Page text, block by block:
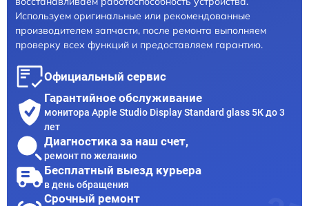
Используем оригинальные или рекомендованные
производителем запчасти, после ремонта выполняем
проверку всех функций и предоставляем гарантию.
Официальный сервис
Гарантийное обслуживание
монитора Apple Studio Display Standard glass 5К до 3
лет
Диагностика за наш счет,
ремонт по желанию
Бесплатный выезд курьера
в день обращения
Срочный ремонт